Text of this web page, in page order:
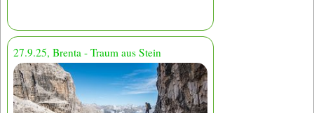
27.9.25, Brenta - Traum aus Stein